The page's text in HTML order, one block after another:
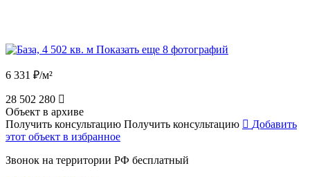
Показать еще 8 фотографий
6 331 ₽/м²
28 502 280
Объект в архиве
Получить консультацию Получить консультацию
Добавить
этот объект в избранное
Звонок на территории РФ бесплатный